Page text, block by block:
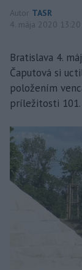
Autor TASR
4. mája 2020 13:20
Bratislava 4.
Čaputová si
položením
príležitosti